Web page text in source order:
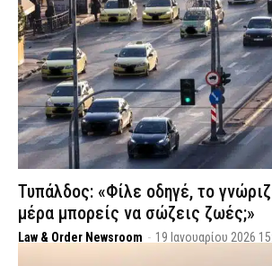
Τυπάλδος: «Φίλε οδηγέ, το
μέρα μπορείς να σώζεις ζωές;»
Law & Order Newsroom - 19 Ιανουαρίου 2026